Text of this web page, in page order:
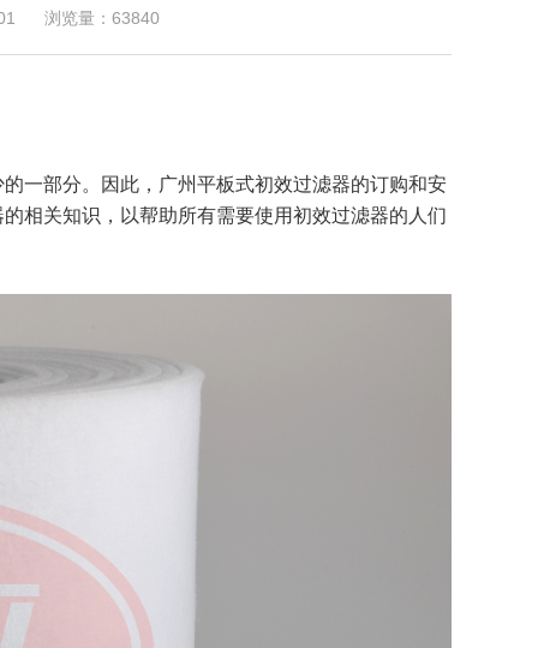
浏览量：63840
一部分。因此，广州平板式初效过滤器的订购和安
相关知识，以帮助所有需要使用初效过滤器的人们